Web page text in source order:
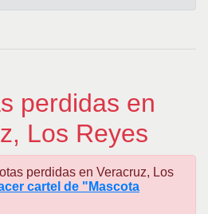
perdidas en
Los Reyes
perdidas en Veracruz, Los
cartel de "Mascota